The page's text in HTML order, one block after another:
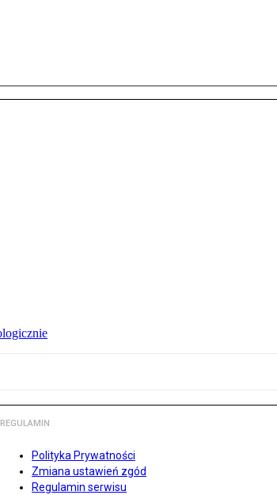
REGULAMIN
Polityka Prywatności
Zmiana ustawień zgód
Regulamin serwisu